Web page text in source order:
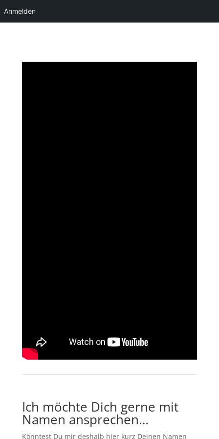
Anmelden
Ich möchte Dich gerne mit
Namen ansprechen…
Könntest Du mir deshalb hier kurz Deinen Namen